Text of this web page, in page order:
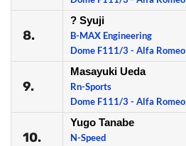
8.
? Syuji
B-MAX Engineering
Dome F111/3 - Alfa Romeo
9.
Masayuki Ueda
Rn-Sports
Dome F111/3 - Alfa Romeo
10.
Yugo Tanabe
N-Speed